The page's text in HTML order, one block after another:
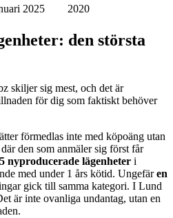
2025 2020
den största
skiljer sig mest, och det är
för dig som faktiskt behöver
förmedlas inte med köpoäng utan
den som anmäler sig först får
nyproducerade lägenheter i
med under 1 års kötid. Ungefären
gick till samma kategori. I Lund
är inte ovanliga undantag, utan en